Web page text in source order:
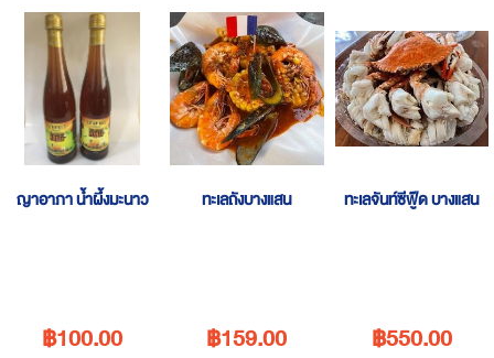
ญาอาภา น้ำผึ้งมะนาว
฿100.00
ทะเลถังบางแสน
฿159.00
ทะเลจันท์ซีฟู๊ด บางแสน
฿550.00